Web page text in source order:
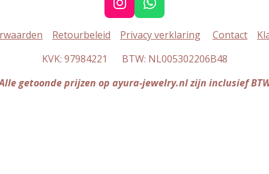
I
n
s
t
a
g
W
h
a
t
s
A
Retourbeleid Privacy verklaring Contact
KVK: 97984221 BTW: NL005302206B48
getoonde prijzen op ayura-jewelry.nl zijn inclusief